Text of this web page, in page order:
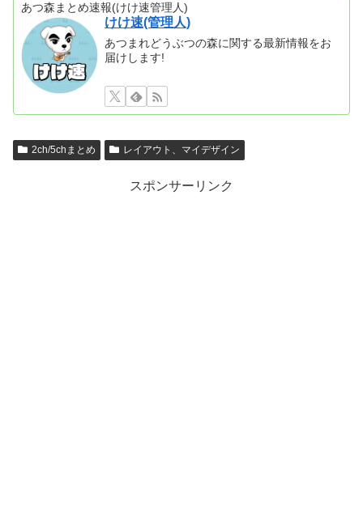
あつ森まとめ速報(けけ速管理人)
けけ速(管理人)
あつまれどうぶつの森に関する最新情報をお
届けします!
2ch/5chまとめ レイアウト、マイデザイン
スポンサーリンク